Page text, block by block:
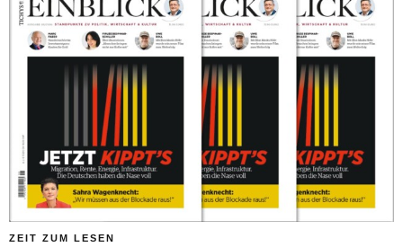
ZEIT ZUM LESEN